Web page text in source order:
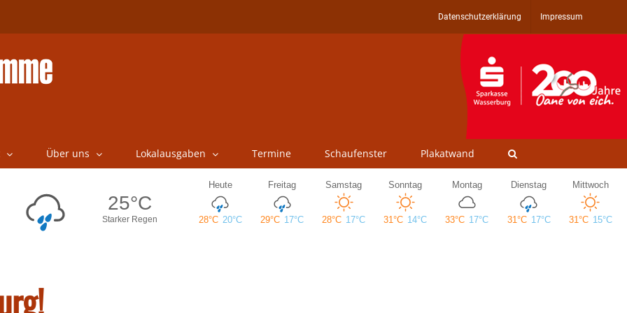
Datenschutzerklärung Impressum
Über uns Lokalausgaben Termine Schaufenster Plakatwand